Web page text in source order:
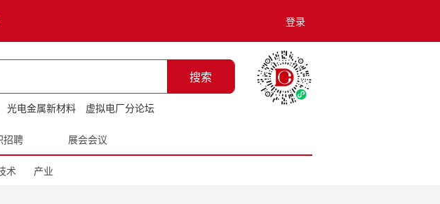
登录
搜索
光电金属新材料 虚拟电厂分论坛
招聘 展会会议
术 产业